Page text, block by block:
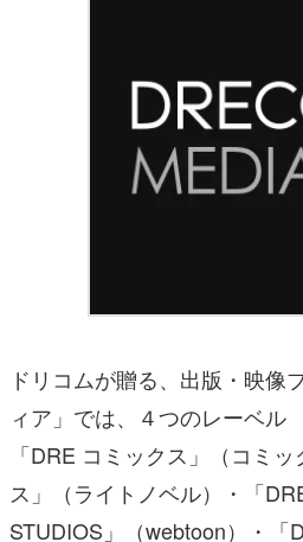
ドリコムが贈る、出版・映像
ィア」では、４つのレーベル
「DRE コミックス」（コミ
ス」（ライトノベル）・「
STUDIOS」（webtoon）・「